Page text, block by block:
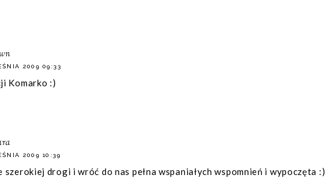
2009 09:33
Komarko :)
2009 10:39
szerokiej drogi i wróć do nas pełna wspaniałych wspomnień i wypoczęta :)